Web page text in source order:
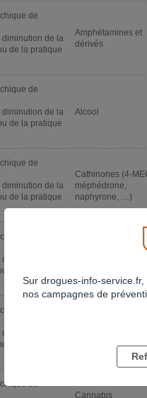
de
diminution de la
de la pratique
Amphétamines et
dérivés
de
diminution de la
de la pratique
Alcool
de
diminution de la
de la pratique
Cathinones (4-
méphédrone,
naphyrone, …)
de
de la
de la pratique
de
de la
de la pratique
de
Cannabis
Sur drogues-info-
nos campagnes de